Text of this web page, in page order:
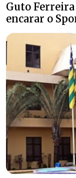
Guto
encarar o